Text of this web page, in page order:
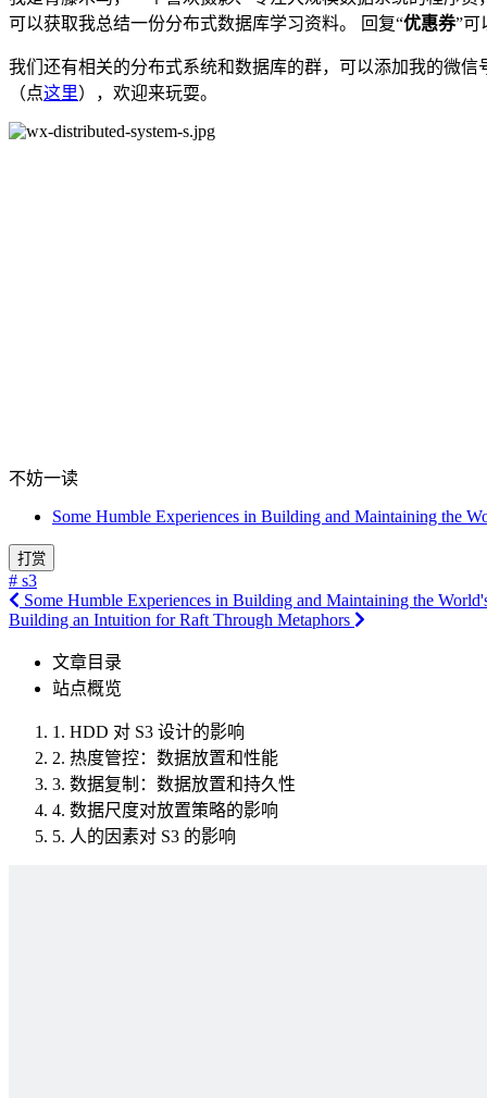
可以获取我总结一份分布式数据库学习资料。 回复“优惠券”可
我们还有相关的分布式系统和数据库的群，可以添加我的微
（点这里），欢迎来玩耍。
不妨一读
Some Humble Experiences in Building and Maintaining the
打赏
# s3
Some Humble Experiences in Building and Maintaining the
Building an Intuition for Raft Through Metaphors
文章目录
站点概览
1. HDD 对 S3 设计的影响
2. 热度管控：数据放置和性能
3. 数据复制：数据放置和持久性
4. 数据尺度对放置策略的影响
5. 人的因素对 S3 的影响